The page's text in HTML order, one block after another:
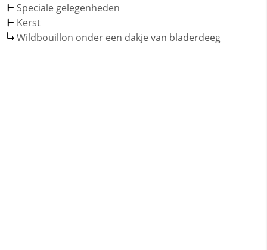
Speciale gelegenheden
Kerst
Wildbouillon onder een dakje van bladerdeeg